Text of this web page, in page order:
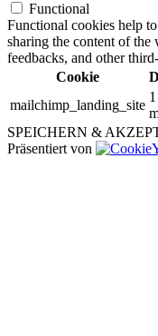
Functional
Functional cookies help
sharing the content of the
feedbacks, and other
Cookie
mailchimp_landing_site
1
SPEICHERN &
Präsentiert von